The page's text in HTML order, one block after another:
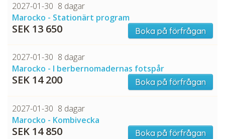
2027-01-30 8 dagar
Marocko - Stationärt program
SEK 13 650 Boka på förfrågan
2027-01-30 8 dagar
Marocko - I berbernomadernas fotspår
SEK 14 200 Boka på förfrågan
2027-01-30 8 dagar
Marocko - Kombivecka
SEK 14 850 Boka på förfrågan